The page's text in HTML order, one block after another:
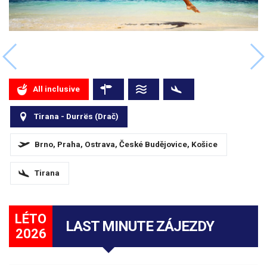
All inclusive
Tirana - Durrës (Drač)
Brno, Praha, Ostrava, České Budějovice, Košice
Tirana
LÉTO
2026
LAST MINUTE ZÁJEZDY